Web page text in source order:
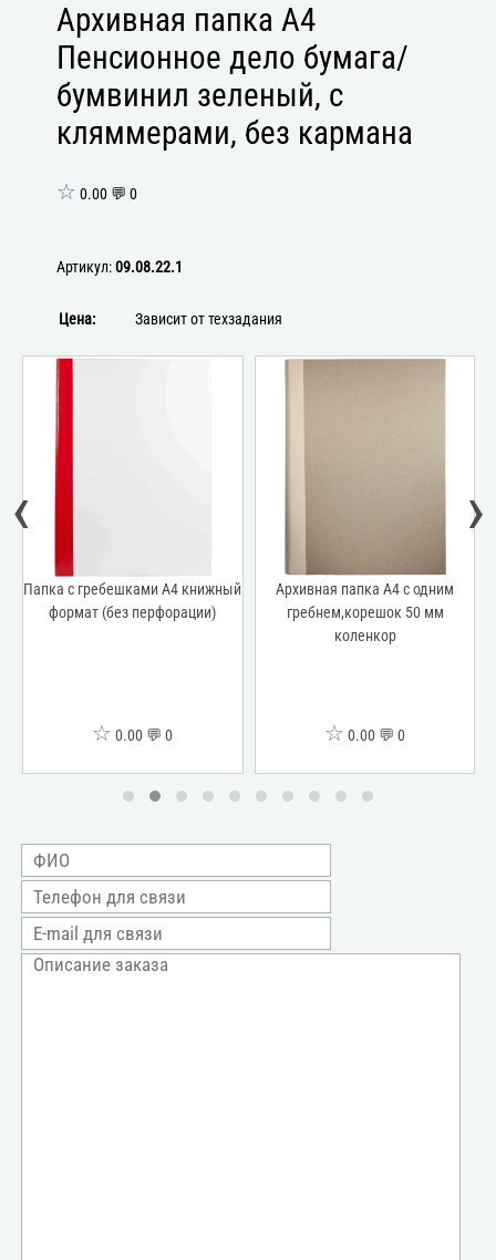
Архивная папка А4
Пенсионное дело бумага/
бумвинил зеленый, с
кляммерами, без кармана
☆ 0.00 💬 0
Артикул:09.08.22.1
Цена: Зависит от техзадания
Папка с гребешками А4 книжный
формат (без перфорации)
☆ 0.00 💬 0
Архивная папка А4 с одним
гребнем,корешок 50 мм
коленкор
☆ 0.00 💬 0
‹ ›